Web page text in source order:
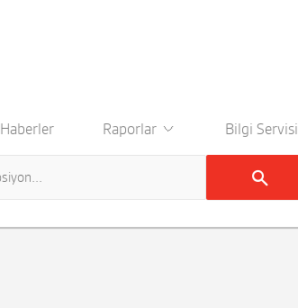
Haberler Raporlar Bilgi Servisi